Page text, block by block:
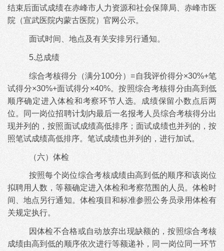
结束后面试成绩在赤峰市人力资源和社会保障局、赤峰市医
院（宣武医院内蒙古医院）官网公示。
面试时间、地点及有关安排另行通知。
5.总成绩
综合考核得分（满分100分）=自我评价得分×30%+笔
试得分×30%+面试得分×40%。按照综合考核得分由高到低
顺序确定进入体检和考察环节人选。成绩保留小数点后两
位。同一岗位招聘计划内最后一名报考人员综合考核得分出
现并列的，按照面试成绩高低排序；面试成绩也并列的，按
照笔试成绩高低排序。笔试成绩也并列的，进行加试。
（六）体检
按照每个岗位综合考核成绩由高到低的顺序和该岗位
拟聘用人数，等额确定进入体检和考察范围的人员。体检时
间、地点另行通知。体检项目和标准参照公务员录用体检有
关规定执行。
因体检不合格或自动放弃出现缺额的，按照综合考核
成绩由高到低的顺序依次进行等额递补，同一岗位同一环节